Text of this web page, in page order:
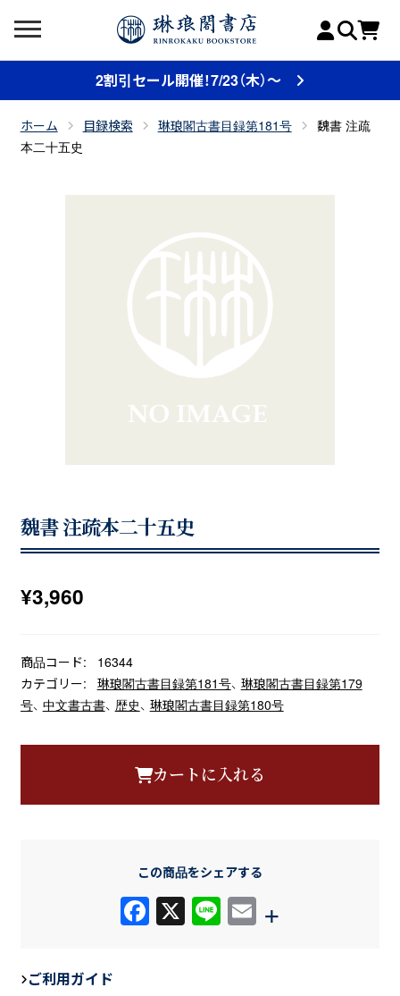
2割引セール開催！7/23（木）～
ホーム 目録検索 琳琅閣古書目録第181号
魏書 注疏
本二十五史
魏書 注疏本二十五史
¥3,960
商品コード:
16344
カテゴリー:
琳琅閣古書目録第181号、 琳琅閣古書目録第179
号、 中文書古書、 歴史、 琳琅閣古書目録第180号
カートに入れる
この商品をシェアする
F X Li E
+
ご利用ガイド